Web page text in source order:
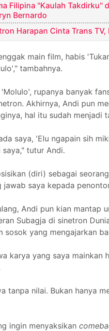
Filipina "Kaulah Takdirku"
Bernardo
Harapan Cinta Trans
main film, habis
tambahnya.
rupanya banyak
Akhirnya, Andi pun
hal itu sudah menjadi
saya, 'Elu ngapain sih
tutur Andi.
(diri) sebagai
saya kepada
Andi pun kian mantap
Subagja di sinetron
sosok yang mengajarkan
karya yang saya mainkan
tanpa nilai. Bukan hanya
ingin menyaksikan